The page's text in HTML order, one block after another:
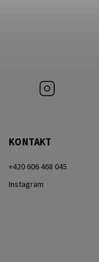
KONTAKT
+420 606 468 045
Instagram